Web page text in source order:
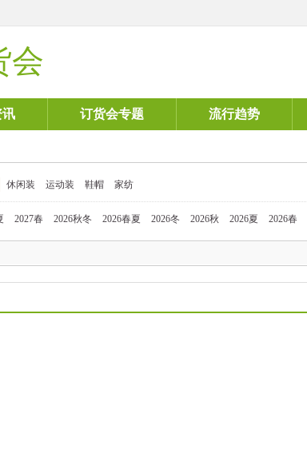
会
讯 订货会专题 流行趋势
休闲装 运动装 鞋帽 家纺
2027春 2026秋冬 2026春夏 2026冬 2026秋 2026夏 2026春